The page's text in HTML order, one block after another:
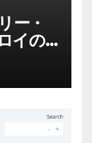
ー・
イの
ー
を